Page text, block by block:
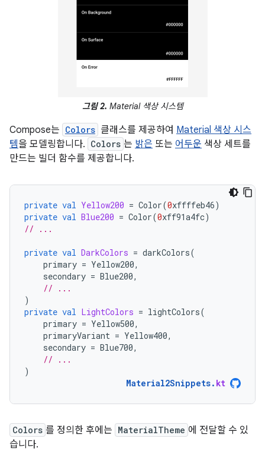
그림 2. Material 색상 시스템
Compose는 Colors 클래스를 제공하여 Material 색상 시스
템을 모델링합니다. Colors 는 밝은 또는 어두운 색상 세트를
만드는 빌더 함수를 제공합니다.
private val Yellow200 = Color(0xffffeb46)
private val Blue200 = Color(0xff91a4fc)
// ...
private val DarkColors = darkColors(
primary = Yellow200,
secondary = Blue200,
// ...
)
private val LightColors = lightColors(
primary = Yellow500,
primaryVariant = Yellow400,
secondary = Blue700,
// ...
)
Material2Snippets. kt
Colors 를 정의한 후에는 MaterialTheme 에 전달할 수 있
습니다.